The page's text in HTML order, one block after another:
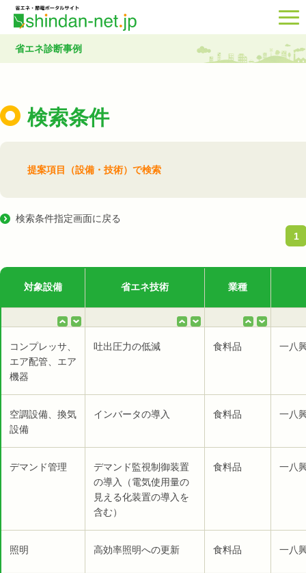
省エネ診断事例
検索条件
提案項目（設備・技術）で検索
検索条件指定画面に戻る
1
対象設備 省エネ技術 業種
コンプレッサ、
エア配管、エア
機器
吐出圧力の低減 食料品 一八
空調設備、換気
設備
インバータの導入 食料品 一八
デマンド管理
デマンド監視制御装置
の導入（電気使用量の
見える化装置の導入を
含む）
食料品 一八
照明 高効率照明への更新 食料品 一八